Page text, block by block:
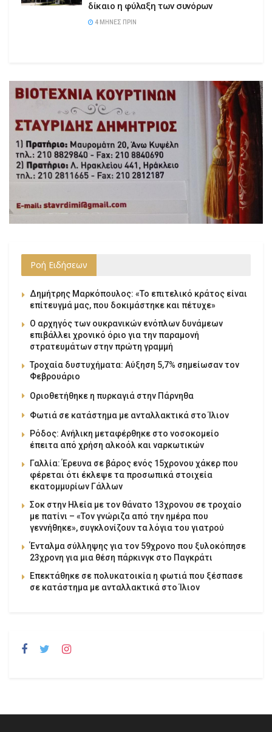
δίκαιο η φύλαξη των συνόρων
4 ΜΉΝΕΣ ΠΡΙΝ
Ροή Ειδήσεων
Δημήτρης Μαρκόπουλος: «Το επιτελικό κράτος είναι
επίτευγμά μας, που δοκιμάστηκε και πέτυχε»
Ο αρχηγός των ουκρανικών ενόπλων δυνάμεων
επιβάλλει χρονικό όριο για την παραμονή
στρατευμάτων στην πρώτη γραμμή
Τροχαία δυστυχήματα: Αύξηση 5,7% σημείωσαν τον
Φεβρουάριο
Οριοθετήθηκε η πυρκαγιά στην Πάρνηθα
Φωτιά σε κατάστημα με ανταλλακτικά στο Ίλιον
Ρόδος: Ανήλικη μεταφέρθηκε στο νοσοκομείο
έπειτα από χρήση αλκοόλ και ναρκωτικών
Γαλλία: Έρευνα σε βάρος ενός 15χρονου χάκερ που
φέρεται ότι έκλεψε τα προσωπικά στοιχεία
εκατομμυρίων Γάλλων
Σοκ στην Ηλεία με τον θάνατο 13χρονου σε τροχαίο
με πατίνι – «Τον γνώριζα από την ημέρα που
γεννήθηκε», συγκλονίζουν τα λόγια του γιατρού
Ένταλμα σύλληψης για τον 59χρονο που ξυλοκόπησε
23χρονη για μια θέση πάρκινγκ στο Παγκράτι
Επεκτάθηκε σε πολυκατοικία η φωτιά που ξέσπασε
σε κατάστημα με ανταλλακτικά στο Ίλιον